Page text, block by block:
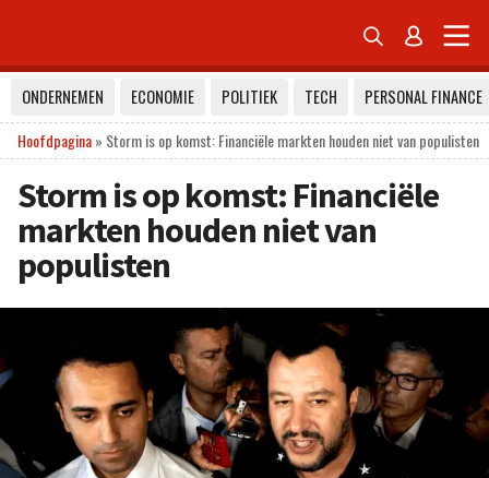
 
ONDERNEMEN ECONOMIE POLITIEK TECH
PERSONAL FINANCE
Hoofdpagina» Storm is op komst: Financiële markten houden niet van populisten
Storm is op komst: Financiële
markten houden niet van
populisten